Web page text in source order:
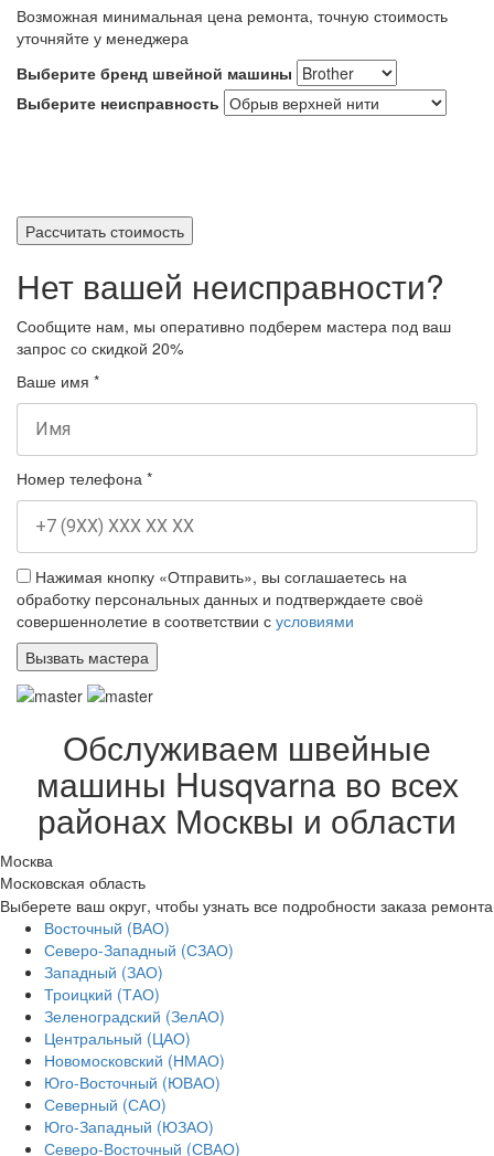
Возможная минимальная цена ремонта, точную стоимость
уточняйте у менеджера
Выберите бренд швейной машины
Выберите неисправность
Рассчитать стоимость
Нет вашей неисправности?
Сообщите нам, мы оперативно подберем мастера под ваш
запрос со скидкой 20%
Ваше имя *
Номер телефона *
Нажимая кнопку «Отправить», вы соглашаетесь на
обработку персональных данных и подтверждаете своё
совершеннолетие в соответствии с условиями
Обслуживаем швейные
машины Husqvarna во всех
районах Москвы и области
Москва
Московская область
Выберете ваш округ, чтобы узнать все подробности заказа ремонта
Восточный (ВАО)
Северо-Западный (СЗАО)
Западный (ЗАО)
Троицкий (ТАО)
Зеленоградский (ЗелАО)
Центральный (ЦАО)
Новомосковский (НМАО)
Юго-Восточный (ЮВАО)
Северный (САО)
Юго-Западный (ЮЗАО)
Северо-Восточный (СВАО)